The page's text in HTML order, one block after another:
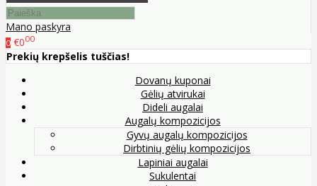
Mano paskyra
0 €000
Prekių krepšelis tuščias!
Dovanų kuponai
Gėlių atvirukai
Dideli augalai
Augalų kompozicijos
Gyvų augalų kompozicijos
Dirbtinių gėlių kompozicijos
Lapiniai augalai
Sukulentai